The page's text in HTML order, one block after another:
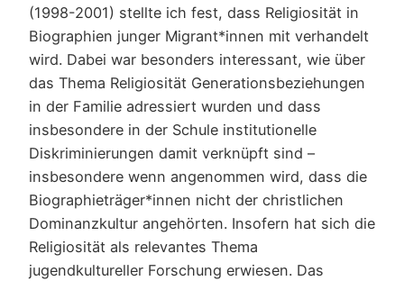
(1998-2001) stellte ich fest, dass Religiosität in
Biographien junger Migrant*innen mit verhandelt
wird. Dabei war besonders interessant, wie über
das Thema Religiosität Generationsbeziehungen
in der Familie adressiert wurden und dass
insbesondere in der Schule institutionelle
Diskriminierungen damit verknüpft sind –
insbesondere wenn angenommen wird, dass die
Biographieträger*innen nicht der christlichen
Dominanzkultur angehörten. Insofern hat sich die
Religiosität als relevantes Thema
jugendkultureller Forschung erwiesen. Das